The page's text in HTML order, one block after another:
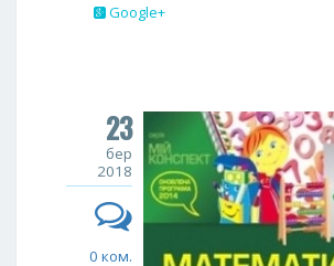
Google+
23
бер
2018
0 ком.